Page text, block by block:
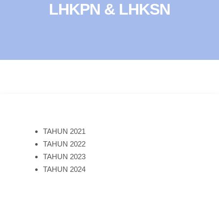
LHKPN & LHKSN
TAHUN 2021
TAHUN 2022
TAHUN 2023
TAHUN 2024